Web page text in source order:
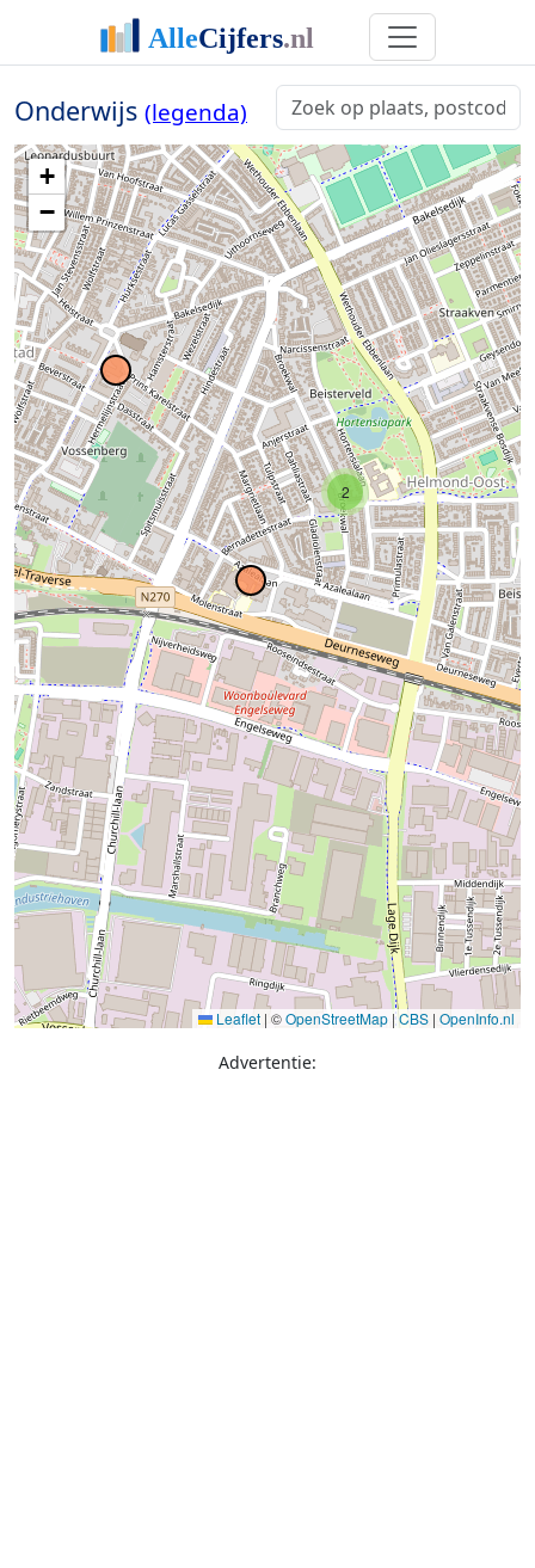
Onderwijs (legenda)
2
+
−
Leaflet | ©OpenStreetMap |CBS | OpenInfo.nl
Advertentie: